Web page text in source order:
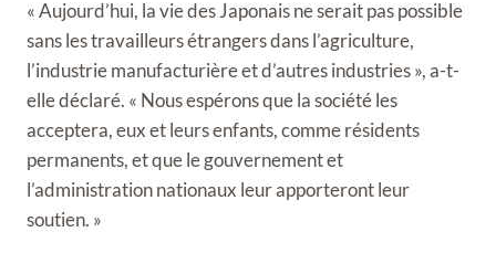
« Aujourd’hui, la vie des Japonais ne serait pas possible
sans les travailleurs étrangers dans l’agriculture,
l’industrie manufacturière et d’autres industries », a-t-
elle déclaré. « Nous espérons que la société les
acceptera, eux et leurs enfants, comme résidents
permanents, et que le gouvernement et
l’administration nationaux leur apporteront leur
soutien. »